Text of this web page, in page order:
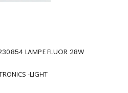
LAMPE FLUOR 28W
-LIGHT